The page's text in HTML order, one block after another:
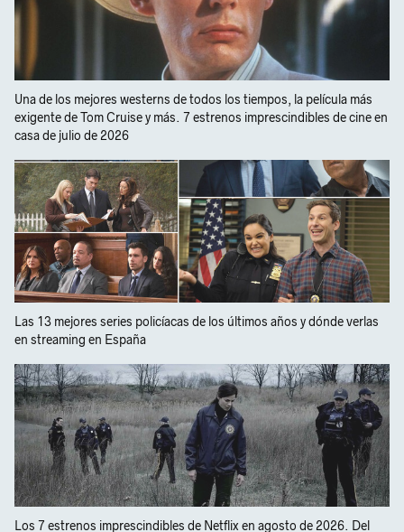
Una de los mejores westerns de todos los tiempos, la película más
exigente de Tom Cruise y más. 7 estrenos imprescindibles de cine en
casa de julio de 2026
Las 13 mejores series policíacas de los últimos años y dónde verlas
en streaming en España
Los 7 estrenos imprescindibles de Netflix en agosto de 2026. Del